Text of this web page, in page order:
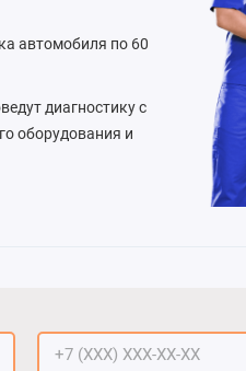
автомобиля по 60
диагностику с
оборудования и